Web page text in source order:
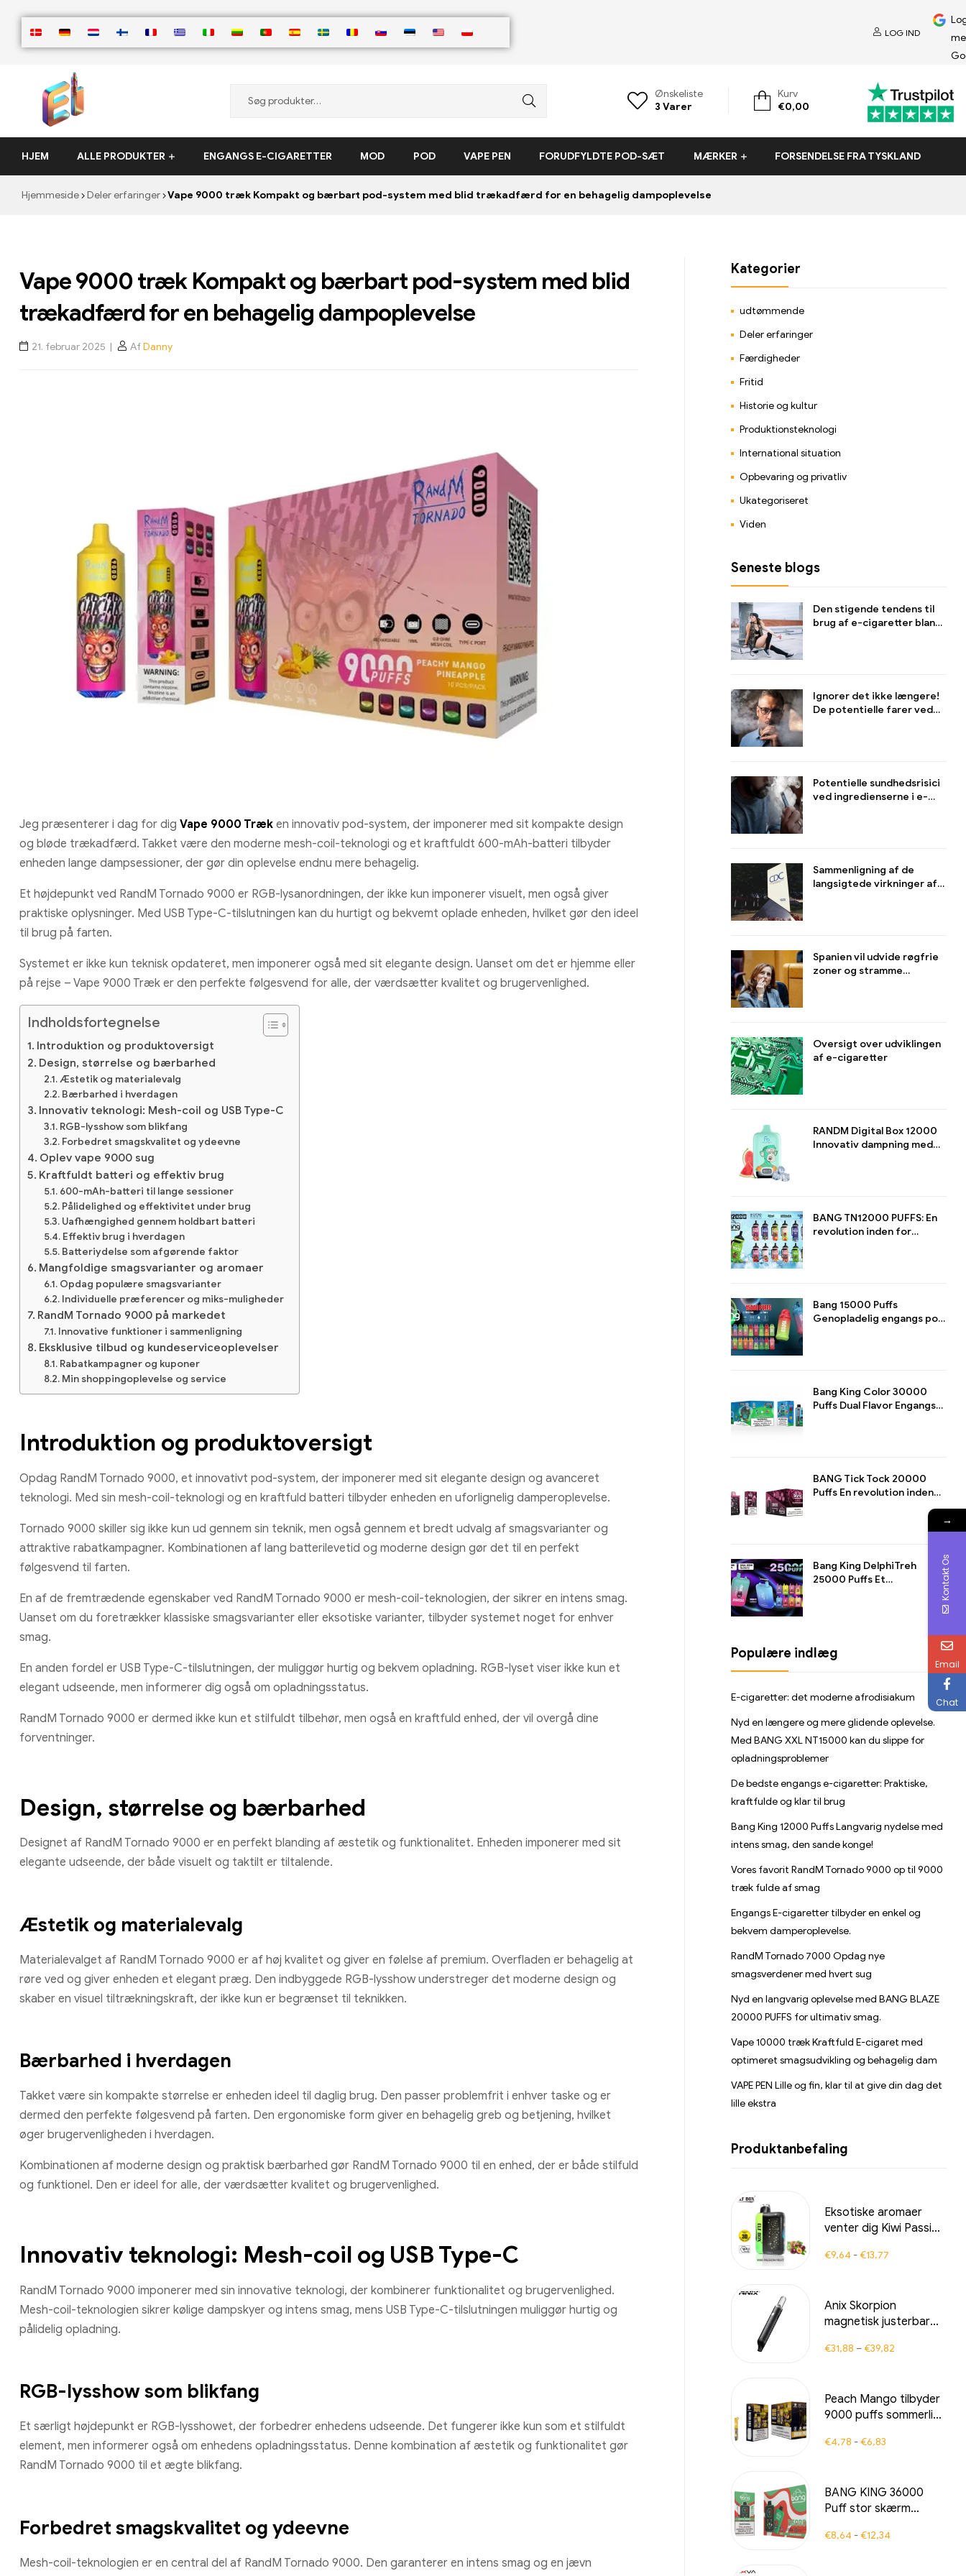
LOG IND
ElementVape.de
Ønskeliste
3 Varer
Kurv
€0,00
HJEM ALLE PRODUKTER ENGANGS E-CIGARETTER MOD POD VAPE PEN FORUDFYLDTE POD-SÆT MÆRKER FORSENDELSE FRA TYSKLAND
Hjemmeside Deler erfaringer Vape 9000 træk Kompakt og bærbart pod-system med blid trækadfærd for en behagelig dampoplevelse
Vape 9000 træk Kompakt og bærbart pod-system med blid
trækadfærd for en behagelig dampoplevelse
21. februar 2025 AfDanny
Jeg præsenterer i dag for dig Vape 9000 Træk en innovativ pod-system, der imponerer med sit kompakte design
og bløde trækadfærd. Takket være den moderne mesh-coil-teknologi og et kraftfuldt 600-mAh-batteri tilbyder
enheden lange dampsessioner, der gør din oplevelse endnu mere behagelig.
Et højdepunkt ved RandM Tornado 9000 er RGB-lysanordningen, der ikke kun imponerer visuelt, men også giver
praktiske oplysninger. Med USB Type-C-tilslutningen kan du hurtigt og bekvemt oplade enheden, hvilket gør den ideel
til brug på farten.
Systemet er ikke kun teknisk opdateret, men imponerer også med sit elegante design. Uanset om det er hjemme eller
på rejse – Vape 9000 Træk er den perfekte følgesvend for alle, der værdsætter kvalitet og brugervenlighed.
Indholdsfortegnelse
Introduktion og produktoversigt
Design, størrelse og bærbarhed
Æstetik og materialevalg
Bærbarhed i hverdagen
Innovativ teknologi: Mesh-coil og USB Type-C
RGB-lysshow som blikfang
Forbedret smagskvalitet og ydeevne
Oplev vape 9000 sug
Kraftfuldt batteri og effektiv brug
600-mAh-batteri til lange sessioner
Pålidelighed og effektivitet under brug
Uafhængighed gennem holdbart batteri
Effektiv brug i hverdagen
Batteriydelse som afgørende faktor
Mangfoldige smagsvarianter og aromaer
Opdag populære smagsvarianter
Individuelle præferencer og miks-muligheder
RandM Tornado 9000 på markedet
Innovative funktioner i sammenligning
Eksklusive tilbud og kundeserviceoplevelser
Rabatkampagner og kuponer
Min shoppingoplevelse og service
Introduktion og produktoversigt
Opdag RandM Tornado 9000, et innovativt pod-system, der imponerer med sit elegante design og avanceret
teknologi. Med sin mesh-coil-teknologi og en kraftfuld batteri tilbyder enheden en uforlignelig damperoplevelse.
Tornado 9000 skiller sig ikke kun ud gennem sin teknik, men også gennem et bredt udvalg af smagsvarianter og
attraktive rabatkampagner. Kombinationen af lang batterilevetid og moderne design gør det til en perfekt
følgesvend til farten.
En af de fremtrædende egenskaber ved RandM Tornado 9000 er mesh-coil-teknologien, der sikrer en intens smag.
Uanset om du foretrækker klassiske smagsvarianter eller eksotiske varianter, tilbyder systemet noget for enhver
smag.
En anden fordel er USB Type-C-tilslutningen, der muliggør hurtig og bekvem opladning. RGB-lyset viser ikke kun et
elegant udseende, men informerer dig også om opladningsstatus.
RandM Tornado 9000 er dermed ikke kun et stilfuldt tilbehør, men også en kraftfuld enhed, der vil overgå dine
forventninger.
Design, størrelse og bærbarhed
Designet af RandM Tornado 9000 er en perfekt blanding af æstetik og funktionalitet. Enheden imponerer med sit
elegante udseende, der både visuelt og taktilt er tiltalende.
Æstetik og materialevalg
Materialevalget af RandM Tornado 9000 er af høj kvalitet og giver en følelse af premium. Overfladen er behagelig at
røre ved og giver enheden et elegant præg. Den indbyggede RGB-lysshow understreger det moderne design og
skaber en visuel tiltrækningskraft, der ikke kun er begrænset til teknikken.
Bærbarhed i hverdagen
Takket være sin kompakte størrelse er enheden ideel til daglig brug. Den passer problemfrit i enhver taske og er
dermed den perfekte følgesvend på farten. Den ergonomiske form giver en behagelig greb og betjening, hvilket
øger brugervenligheden i hverdagen.
Kombinationen af moderne design og praktisk bærbarhed gør RandM Tornado 9000 til en enhed, der er både stilfuld
og funktionel. Den er ideel for alle, der værdsætter kvalitet og brugervenlighed.
Innovativ teknologi: Mesh-coil og USB Type-C
RandM Tornado 9000 imponerer med sin innovative teknologi, der kombinerer funktionalitet og brugervenlighed.
Mesh-coil-teknologien sikrer kølige dampskyer og intens smag, mens USB Type-C-tilslutningen muliggør hurtig og
pålidelig opladning.
RGB-lysshow som blikfang
Et særligt højdepunkt er RGB-lysshowet, der forbedrer enhedens udseende. Det fungerer ikke kun som et stilfuldt
element, men informerer også om enhedens opladningsstatus. Denne kombination af æstetik og funktionalitet gør
RandM Tornado 9000 til et ægte blikfang.
Forbedret smagskvalitet og ydeevne
Mesh-coil-teknologien er en central del af RandM Tornado 9000. Den garanterer en intens smag og en jævn
Kategorier
udtømmende
Deler erfaringer
Færdigheder
Fritid
Historie og kultur
Produktionsteknologi
International situation
Opbevaring og privatliv
Ukategoriseret
Viden
Seneste blogs
Den stigende tendens til
brug af e-cigaretter blandt
Ignorer det ikke længere!
De potentielle farer ved
Potentielle sundhedsrisici
ved ingredienserne i e-
Sammenligning af de
langsigtede virkninger af
Spanien vil udvide røgfrie
zoner og stramme
Oversigt over udviklingen
af e-cigaretter
RANDM Digital Box 12000
Innovativ dampning med
BANG TN12000 PUFFS: En
revolution inden for
Bang 15000 Puffs
Genopladelig engangs pod
Bang King Color 30000
Puffs Dual Flavor Engangs
BANG Tick Tock 20000
Puffs En revolution inden
Bang King DelphiTreh
25000 Puffs Et
Populære indlæg
E-cigaretter: det moderne afrodisiakum
Nyd en længere og mere glidende oplevelse.
Med BANG XXL NT15000 kan du slippe for
opladningsproblemer
De bedste engangs e-cigaretter: Praktiske,
kraftfulde og klar til brug
Bang King 12000 Puffs Langvarig nydelse med
intens smag, den sande konge!
Vores favorit RandM Tornado 9000 op til 9000
træk fulde af smag
Engangs E-cigaretter tilbyder en enkel og
bekvem damperoplevelse.
RandM Tornado 7000 Opdag nye
smagsverdener med hvert sug
Nyd en langvarig oplevelse med BANG BLAZE
20000 PUFFS for ultimativ smag.
Vape 10000 træk Kraftfuld E-cigaret med
optimeret smagsudvikling og behagelig dam
VAPE PEN Lille og fin, klar til at give din dag det
lille ekstra
Produktanbefaling
Eksotiske aromaer
venter dig Kiwi Passion
med AI-drevet
€9,64 -€13,77
Anix Skorpion
magnetisk justerbar
€31,88 –€39,82
Peach Mango tilbyder
9000 puffs sommerlige
kombination af saftig
€4,78 -€6,83
BANG KING 36000
Puff stor skærm
fersken-triple-bær
€8,64 -€12,34
→
Kontakt Os
Email
Chat